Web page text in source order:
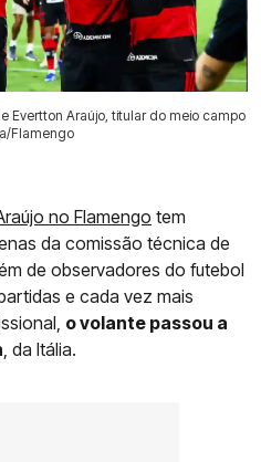
Evertton Araújo, titular do meio campo
Flamengo
no Flamengo tem
da comissão técnica de
de observadores do futebol
e cada vez mais
o volante passou a
, da Itália.